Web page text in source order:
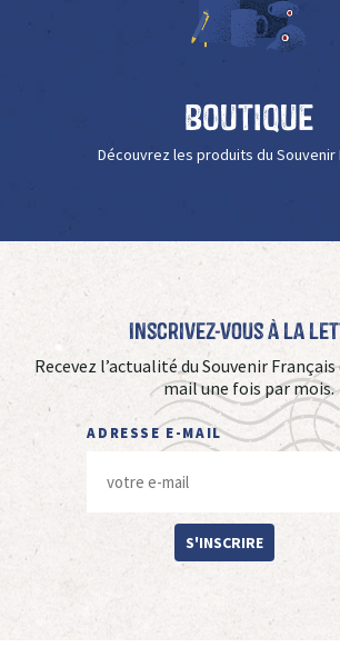
Boutique
Découvrez les produits du Souvenir
Inscrivez-vous à La
Recevez l’actualité du Souvenir
mail une fois par mois.
ADRESSE E-MAIL
S'INSCRIRE